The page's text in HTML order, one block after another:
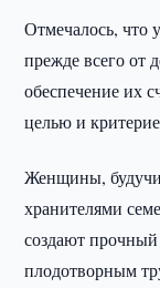
Отмечалось, что
прежде всего от
обеспечение их
целью и
Женщины, будучи
хранителями
создают
плодотворным